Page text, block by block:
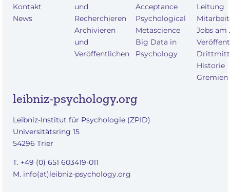
Kontakt
News
und
Recherchieren
Archivieren
und
Veröffentlichen
Acceptance
Psychological
Metascience
Big Data in
Psychology
Leitung
Jobs am
Historie
Gremien
leibniz-psychology.org
Leibniz-Institut für Psychologie (ZPID)
Universitätsring 15
54296 Trier
T. +49 (0) 651 603419-011
M. info(at)leibniz-psychology.org